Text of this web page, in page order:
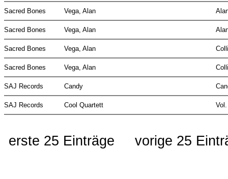
Sacred Bones Vega, Alan
Sacred Bones Vega, Alan
Sacred Bones Vega, Alan
Sacred Bones Vega, Alan
SAJ Records Candy
SAJ Records Cool Quartett
erste 25 Einträge vorige 25